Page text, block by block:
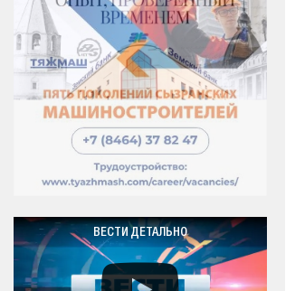
ВЕСТИ ДЕТАЛЬНО